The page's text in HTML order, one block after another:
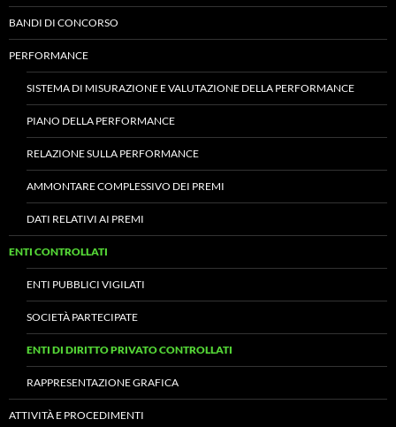
BANDI DI CONCORSO
PERFORMANCE
SISTEMA DI MISURAZIONE E VALUTAZIONE DELLA PERFORMANCE
PIANO DELLA PERFORMANCE
RELAZIONE SULLA PERFORMANCE
AMMONTARE COMPLESSIVO DEI PREMI
DATI RELATIVI AI PREMI
ENTI CONTROLLATI
ENTI PUBBLICI VIGILATI
SOCIETÀ PARTECIPATE
ENTI DI DIRITTO PRIVATO CONTROLLATI
RAPPRESENTAZIONE GRAFICA
ATTIVITÀ E PROCEDIMENTI